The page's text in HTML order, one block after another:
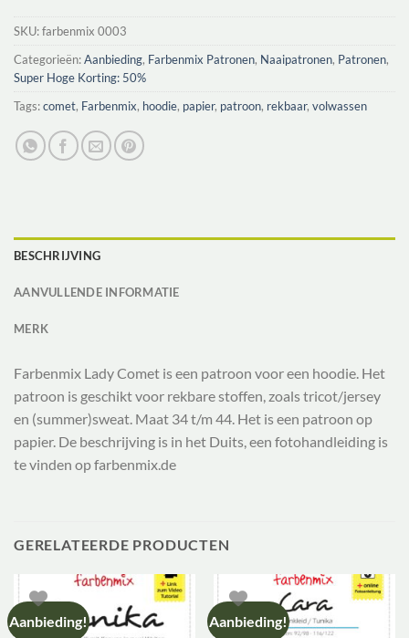
SKU:farbenmix 0003
Categorieën:Aanbieding, Farbenmix Patronen, Naaipatronen, Patronen,
Super Hoge Korting: 50%
Tags:comet, Farbenmix, hoodie, papier, patroon, rekbaar, volwassen
BESCHRIJVING
AANVULLENDE INFORMATIE
MERK
Farbenmix Lady Comet is een patroon voor een hoodie. Het
patroon is geschikt voor rekbare stoffen, zoals tricot/jersey
en (summer)sweat. Maat 34 t/m 44. Het is een patroon op
papier. De beschrijving is in het Duits, een fotohandleiding is
te vinden op farbenmix.de
GERELATEERDE PRODUCTEN
Aanbieding! Aanbieding!